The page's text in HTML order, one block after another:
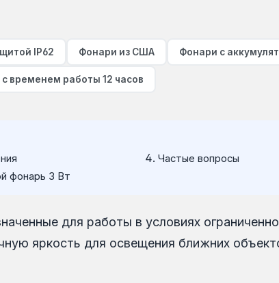
IP62 Фонари из США Фонари с
временем работы 12 часов
фонарь 3 Вт
Частые вопросы
для работы в условиях
яркость для освещения ближних